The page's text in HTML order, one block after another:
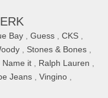
Bay Guess CKS
Stones & Bones
Name it Ralph Lauren
Jeans Vingino